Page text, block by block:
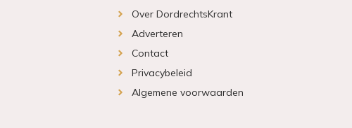
Over DordrechtsKrant
Adverteren
Contact
Privacybeleid
Algemene voorwaarden